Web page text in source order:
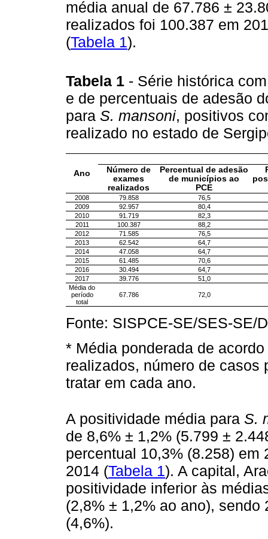
média anual de 67.786 ±
realizados foi 100.387 em
(Tabela 1).
Tabela 1 - Série histórica
e de percentuais de adesão
para S. mansoni, positivos
realizado no estado de
Ano
Número de
exames
realizados
Percentual de adesão
de municípios ao
PCE
2008 79.858
76,5
2009
92.957
80,4
2010
91.719
82,3
2011
100.387
88,2
2012
71.585
76,5
2013
62.542
64,7
2014
47.058
64,7
2015
61.485
70,6
2016
30.494
64,7
2017
39.776
51,0
Média do
período
total
67.786 72,0
Fonte: SISPCE-SE/SES-SE/
* Média ponderada de
realizados, número de casos
tratar em cada ano.
A positividade média para S.
de 8,6% ± 1,2% (5.799 ±
percentual 10,3% (8.258) em
2014 (Tabela 1). A capital,
positividade inferior às
(2,8% ± 1,2% ao ano),
(4,6%).